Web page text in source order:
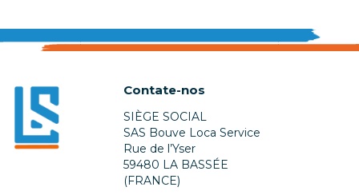
Contate-nos
SIÈGE SOCIAL
SAS Bouve Loca Service
Rue de l’Yser
59480 LA BASSÉE
(FRANCE)